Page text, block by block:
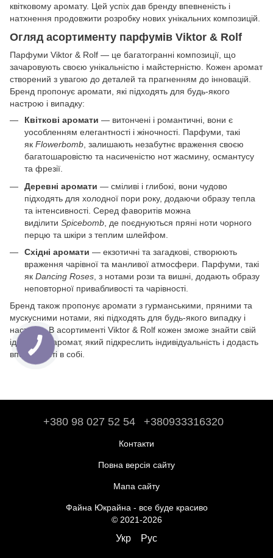
квітковому аромату. Цей успіх дав бренду впевненість і
натхнення продовжити розробку нових унікальних композицій.
Огляд асортименту парфумів Viktor & Rolf
Парфуми Viktor & Rolf — це багатогранні композиції, що
зачаровують своєю унікальністю і майстерністю. Кожен аромат
створений з увагою до деталей та прагненням до інновацій.
Бренд пропонує аромати, які підходять для будь-якого
настрою і випадку:
Квіткові аромати — витончені і романтичні, вони є
уособленням елегантності і жіночності. Парфуми, такі
як Flowerbomb , залишають незабутнє враження своєю
багатошаровістю та насиченістю нот жасмину, османтусу
та фрезії.
Деревні аромати — сміливі і глибокі, вони чудово
підходять для холодної пори року, додаючи образу тепла
та інтенсивності. Серед фаворитів можна
виділити Spicebomb , де поєднуються пряні ноти чорного
перцю та шкіри з теплим шлейфом.
Східні аромати — екзотичні та загадкові, створюють
враження чарівної та манливої атмосфери. Парфуми, такі
як Dancing Roses , з нотами рози та вишні, додають образу
неповторної привабливості та чарівності.
Бренд також пропонує аромати з гурманськими, пряними та
мускусними нотами, які підходять для будь-якого випадку і
настрою. В асортименті Viktor & Rolf кожен зможе знайти свій
ідеальний аромат, який підкреслить індивідуальність і додасть
впевненості в собі.
+380 98 027 52 54 +380933316320
Контакти
Повна версія сайту
Мапа сайту
Файна Юкрайна - все буде красиво
© 2021-2026
Укр Рус